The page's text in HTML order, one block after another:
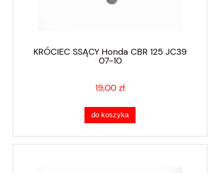
KRÓCIEC SSĄCY Honda CBR 125 JC39
07-10
19,00 zł
do koszyka